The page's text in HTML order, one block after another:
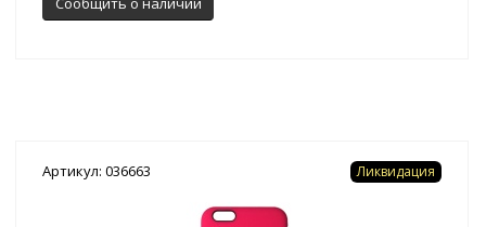
Артикул: 036663 Ликвидация